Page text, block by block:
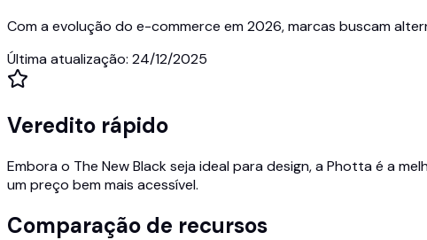
Com a evolução do e-commerce em 2026, marcas buscam
Última atualização: 24/12/2025
Veredito rápido
Embora o The New Black seja ideal para design, a Photta é a
um preço bem mais acessível.
Comparação de recursos